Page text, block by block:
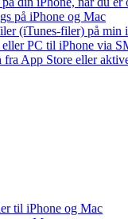
på iPhone og Mac
(iTunes-filer) på min
PC til iPhone via
fra App Store eller
til iPhone og Mac